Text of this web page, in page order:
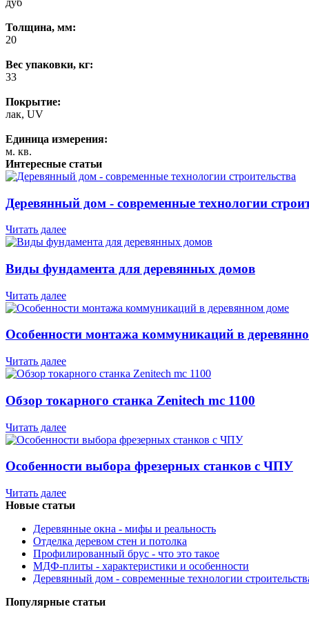
Толщина, мм:
20
Вес упаковки, кг:
33
Покрытие:
лак, UV
Единица измерения:
м. кв.
Интересные статьи
Деревянный дом - современные технологии
Читать далее
Виды фундамента для деревянных домов
Читать далее
Особенности монтажа коммуникаций в
Читать далее
Обзор токарного станка Zenitech mc 1100
Читать далее
Особенности выбора фрезерных станков с ЧПУ
Читать далее
Новые статьи
Деревянные окна - мифы и реальность
Отделка деревом стен и потолка
Профилированный брус - что это такое
МДФ-плиты - характеристики и особенности
Деревянный дом - современные технологии
Популярные статьи